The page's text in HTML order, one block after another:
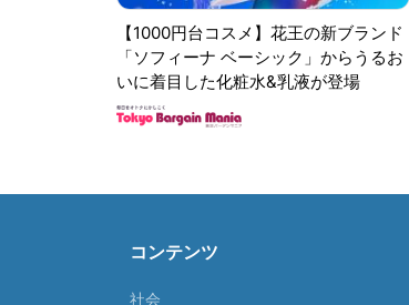
【1000円台コスメ】花王の新ブランド
「ソフィーナ ベーシック」からうるお
いに着目した化粧水&乳液が登場
コンテンツ
社会